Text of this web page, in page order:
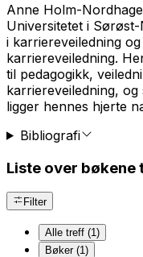
Anne Holm-
Universitetet i
i karriereveiledning
karriereveiledning.
til pedagogikk,
karriereveiledning,
ligger hennes hjerte
Bibliografi
Liste over bøkene
Filter
Alle treff (1)
Bøker (1)